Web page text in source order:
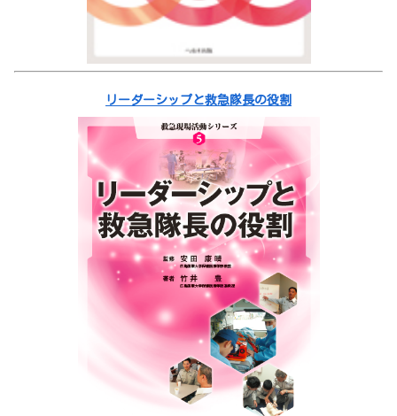
リーダーシップと救急隊長の役割